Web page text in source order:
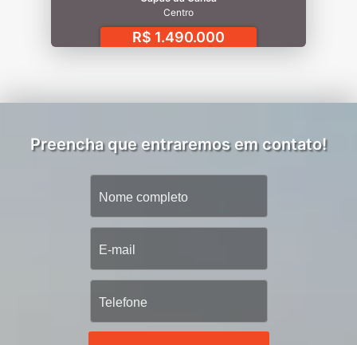
Centro
R$ 1.490.000
Preencha que entraremos em contato!